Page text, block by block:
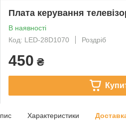
Плата керування
В наявності
Код: LED-28D1070
Роздріб
450 ₴
Характеристики